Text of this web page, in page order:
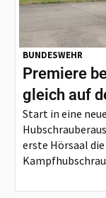
BUNDESWEHR
Premiere
gleich auf
Start in eine
erste Hörsaal